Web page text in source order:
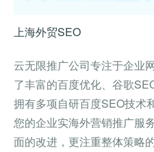
上海外贸SEO
云无限推广公司专注于企业
了丰富的百度优化、谷歌
拥有多项自研百度SEO技术
您的企业实海外营销推广服
面的改进，更注重整体策略